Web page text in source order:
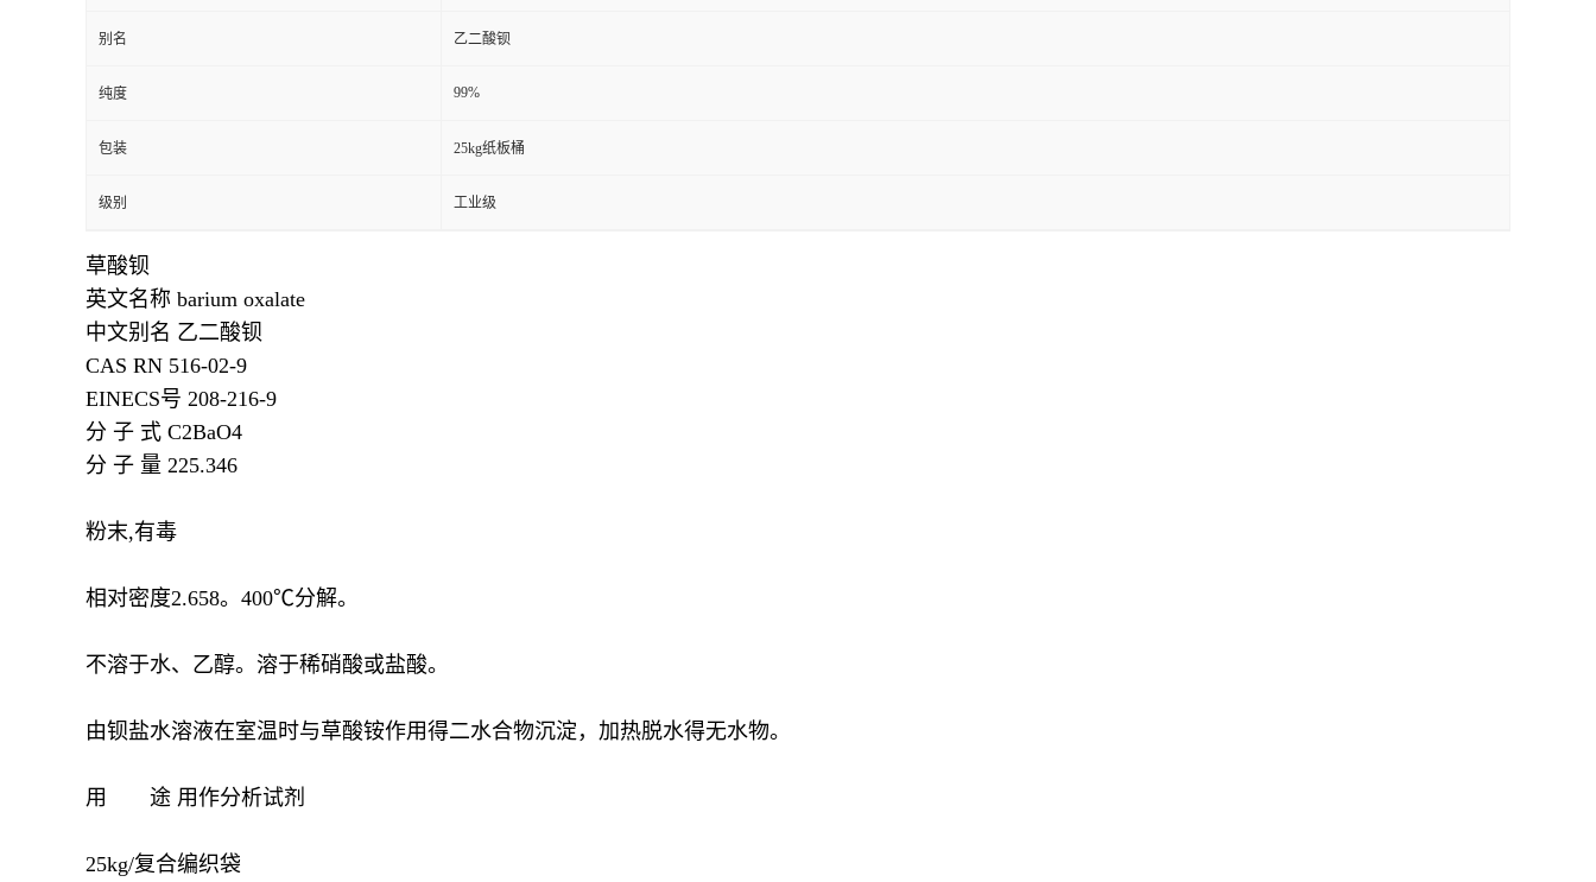
别名 乙二酸钡
纯度 99%
包装 25kg纸板桶
级别 工业级
草酸钡
英文名称 barium oxalate
中文别名 乙二酸钡
CAS RN 516-02-9
EINECS号 208-216-9
分 子 式 C2BaO4
分 子 量 225.346
粉末,有毒
相对密度2.658。400℃分解。
不溶于水、乙醇。溶于稀硝酸或盐酸。
由钡盐水溶液在室温时与草酸铵作用得二水合物沉淀，加热脱水得无水物。
用 途 用作分析试剂
25kg/复合编织袋